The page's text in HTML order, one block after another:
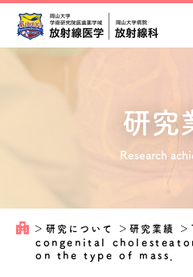
研究
Research
＞ 研究について ＞研究業績 ＞
congenital
on the type of mass．